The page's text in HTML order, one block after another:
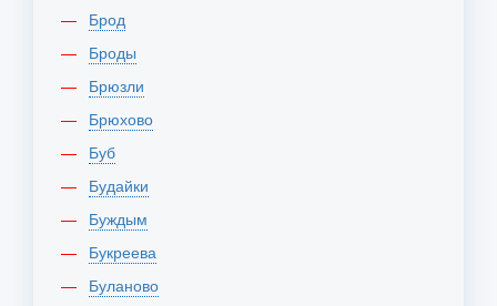
Брод
Броды
Брюзли
Брюхово
Буб
Будайки
Буждым
Букреева
Буланово